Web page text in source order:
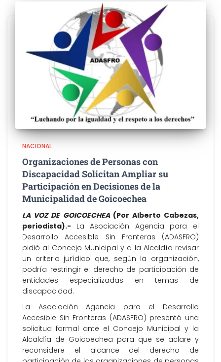
NACIONAL
Organizaciones de Personas con
Discapacidad Solicitan Ampliar su
Participación en Decisiones de la
Municipalidad de Goicoechea
LA VOZ DE GOICOECHEA(Por Alberto Cabezas,
periodista).- La Asociación Agencia para el
Desarrollo Accesible Sin Fronteras (ADASFRO)
pidió al Concejo Municipal y a la Alcaldía revisar
un criterio jurídico que, según la organización,
podría restringir el derecho de participación de
entidades especializadas en temas de
discapacidad.
La Asociación Agencia para el Desarrollo
Accesible Sin Fronteras (ADASFRO) presentó una
solicitud formal ante el Concejo Municipal y la
Alcaldía de Goicoechea para que se aclare y
reconsidere el alcance del derecho de